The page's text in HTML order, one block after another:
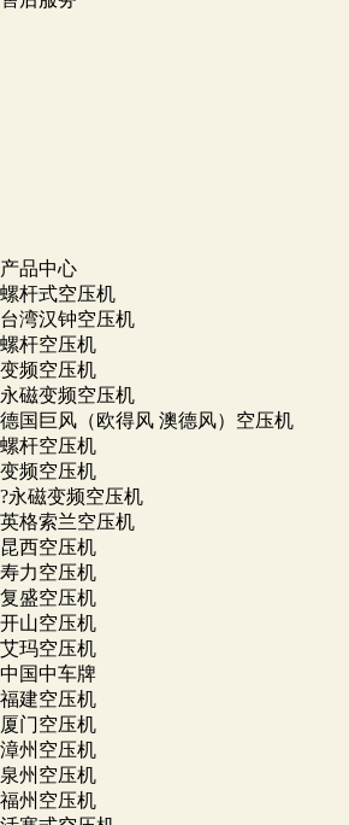
产品中心
螺杆式空压机
台湾汉钟空压机
螺杆空压机
变频空压机
永磁变频空压机
德国巨风（欧得风 澳德风）空压机
螺杆空压机
变频空压机
?永磁变频空压机
英格索兰空压机
昆西空压机
寿力空压机
复盛空压机
开山空压机
艾玛空压机
中国中车牌
福建空压机
厦门空压机
漳州空压机
泉州空压机
福州空压机